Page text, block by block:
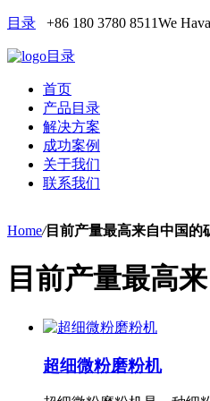
目录 +86 180 3780 8511We
目录
首页
产品目录
解决方案
成功案例
关于我们
联系我们
Home/目前产量最高来自中国的
目前产量最高
超细微粉磨粉机